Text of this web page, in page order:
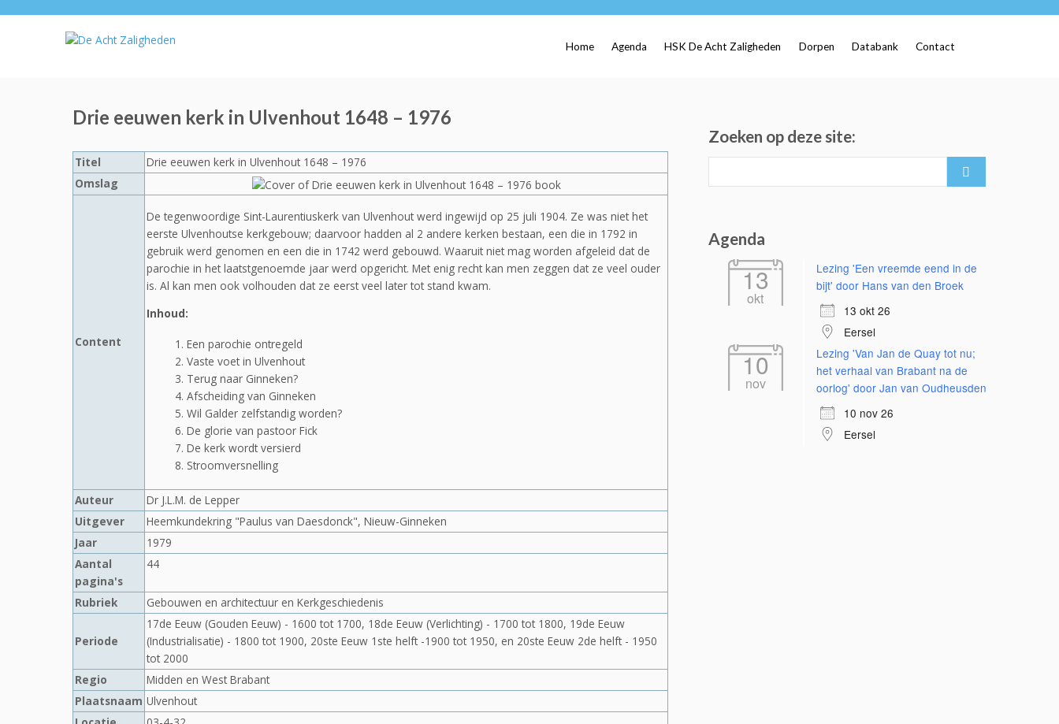
Home Agenda HSK De Acht Zaligheden Dorpen Databank Contact
Drie eeuwen kerk in Ulvenhout 1648 – 1976
Titel
Drie eeuwen kerk in Ulvenhout 1648 – 1976
Omslag
Content
De tegenwoordige Sint-Laurentiuskerk van Ulvenhout werd ingewijd op 25 juli 1904. Ze was niet het
eerste Ulvenhoutse kerkgebouw; daarvoor hadden al 2 andere kerken bestaan, een die in 1792 in
gebruik werd genomen en een die in 1742 werd gebouwd. Waaruit niet mag worden afgeleid dat de
parochie in het laatstgenoemde jaar werd opgericht. Met enig recht kan men zeggen dat ze veel ouder
is. Al kan men ook volhouden dat ze eerst veel later tot stand kwam.
Inhoud:
Een parochie ontregeld
Vaste voet in Ulvenhout
Terug naar Ginneken?
Afscheiding van Ginneken
Wil Galder zelfstandig worden?
De glorie van pastoor Fick
De kerk wordt versierd
Stroomversnelling
Auteur
Dr J.L.M. de Lepper
Uitgever
Heemkundekring "Paulus van Daesdonck", Nieuw-Ginneken
Jaar
1979
Aantal
pagina's
44
Rubriek Gebouwen en architectuur en Kerkgeschiedenis
Periode
17de Eeuw (Gouden Eeuw) - 1600 tot 1700, 18de Eeuw (Verlichting) - 1700 tot 1800, 19de Eeuw
(Industrialisatie) - 1800 tot 1900, 20ste Eeuw 1ste helft -1900 tot 1950, en 20ste Eeuw 2de helft - 1950
tot 2000
Regio
Midden en West Brabant
Plaatsnaam Ulvenhout
Zoeken op deze site:
Agenda
13
okt
Lezing 'Een vreemde eend in de
bijt' door Hans van den Broek
13 okt 26
Eersel
10
nov
Lezing 'Van Jan de Quay tot nu;
het verhaal van Brabant na de
oorlog' door Jan van Oudheusden
10 nov 26
Eersel